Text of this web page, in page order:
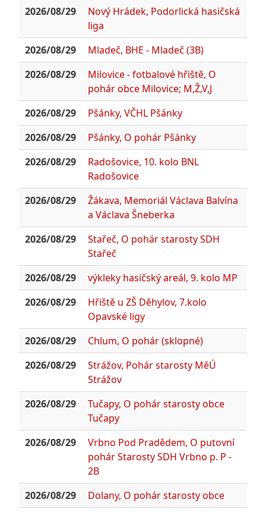
2026/08/29
Nový Hrádek, Podorlická hasičská
liga
2026/08/29
Mladeč, BHE - Mladeč (3B)
2026/08/29
Milovice - fotbalové hřiště, O
pohár obce Milovice; M,Ž,V,J
2026/08/29
Pšánky, VČHL Pšánky
2026/08/29
Pšánky, O pohár Pšánky
2026/08/29
Radošovice, 10. kolo BNL
Radošovice
2026/08/29
Žákava, Memoriál Václava Balvína
a Václava Šneberka
2026/08/29
Stařeč, O pohár starosty SDH
Stařeč
2026/08/29
výkleky hasičský areál, 9. kolo MP
2026/08/29
Hřiště u ZŠ Děhylov, 7.kolo
Opavské ligy
2026/08/29
Chlum, O pohár (sklopné)
2026/08/29
Strážov, Pohár starosty MěÚ
Strážov
2026/08/29
Tučapy, O pohár starosty obce
Tučapy
2026/08/29
Vrbno Pod Pradědem, O putovní
pohár Starosty SDH Vrbno p. P -
2B
2026/08/29
Dolany, O pohár starosty obce